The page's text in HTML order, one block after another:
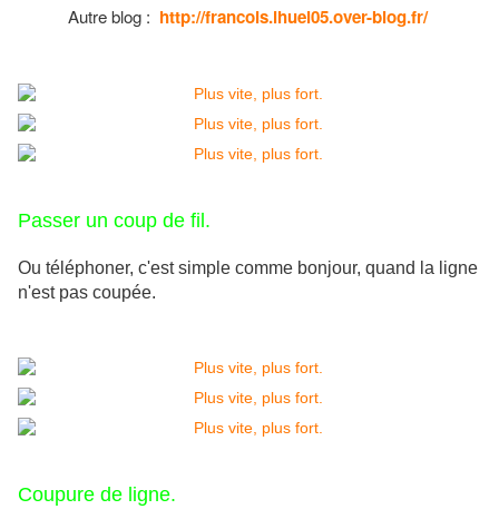
Autre blog : http://francois.ihuel05.over-blog.fr/
Passer un coup de fil.
Ou téléphoner, c'est simple comme bonjour, quand la ligne
n'est pas coupée.
Coupure de ligne.